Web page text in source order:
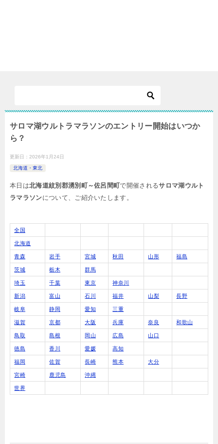
サロマ湖ウルトラマラソンのエントリー開始はいつか
ら？
更新日： 2026年1月24日
北海道・東北
本日は北海道紋別郡湧別町～佐呂間町で開催されるサロマ湖ウルト
ラマラソンについて、ご紹介いたします。
全国
北海道
青森 岩手 宮城 秋田 山形 福島
茨城 栃木 群馬
埼玉 千葉 東京 神奈川
新潟 富山 石川 福井 山梨 長野
岐阜 静岡 愛知 三重
滋賀 京都 大阪 兵庫 奈良 和歌山
鳥取 島根 岡山 広島 山口
徳島 香川 愛媛 高知
福岡 佐賀 長崎 熊本 大分
宮崎 鹿児島 沖縄
世界